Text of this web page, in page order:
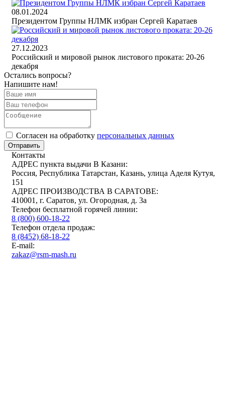
08.01.2024
Президентом Группы НЛМК избран Сергей Каратаев
27.12.2023
Российский и мировой рынок листового проката: 20-26
декабря
Остались вопросы?
Напишите нам!
Cогласен на обработку персональных данных
Отправить
Контакты
АДРЕС пункта выдачи В Казани:
Россия, Республика Татарстан, Казань, улица Аделя Кутуя,
151
АДРЕС ПРОИЗВОДСТВА В САРАТОВЕ:
410001, г. Саратов, ул. Огородная, д. 3а
Телефон бесплатной горячей линии:
8 (800) 600-18-22
Телефон отдела продаж:
8 (8452) 68-18-22
E-mail:
zakaz@rsm-mash.ru